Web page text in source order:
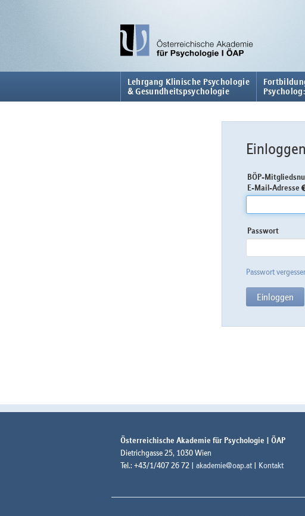
Lehrgang Klinische Psychologie
& Gesundheitspsychologie
Einloggen
BÖP-
E-Mail-Adresse
Passwort
Passwort
Österreichische Akademie für Psychologie | ÖAP
Dietrichgasse 25, 1030 Wien
Tel.: +43/1/407 26 72 | akademie@oap.at | Kontakt